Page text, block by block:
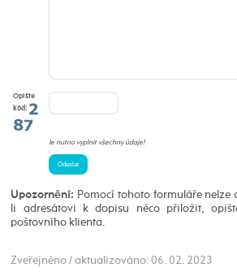
Opište
kód:
Je nutno vyplnit všechny údaje!
Upozornění: Pomocí tohoto formuláře nelze
li adresátovi k dopisu něco přiložit,
poštovního klienta.
Zveřejněno / aktualizováno: 06. 02. 2023